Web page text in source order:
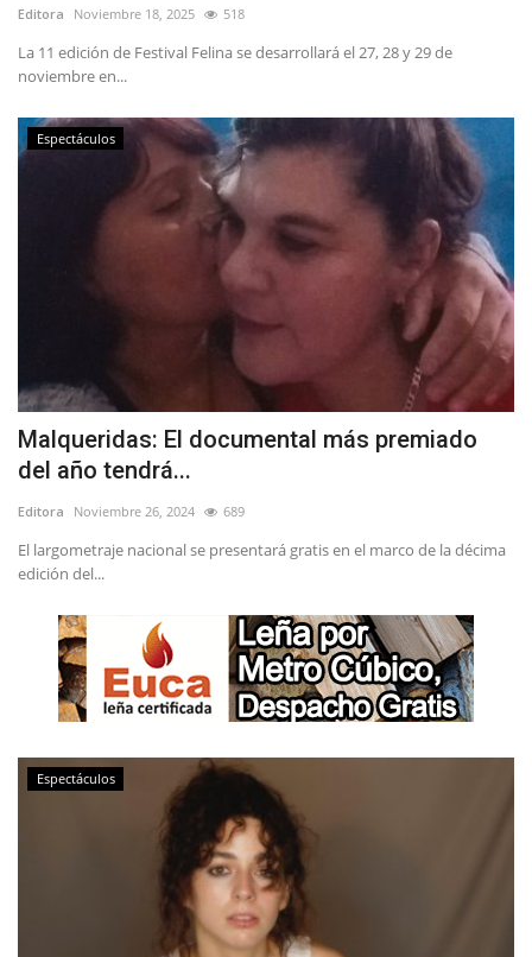
Editora Noviembre 18, 2025 518
La 11 edición de Festival Felina se desarrollará el 27, 28 y 29 de
noviembre en...
Espectáculos
Malqueridas: El documental más premiado
del año tendrá...
Editora Noviembre 26, 2024 689
El largometraje nacional se presentará gratis en el marco de la décima
edición del...
Espectáculos